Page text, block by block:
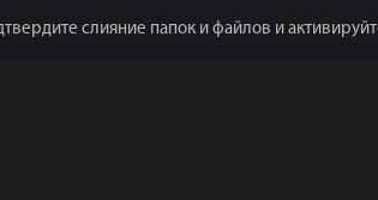
слияние папок и файлов и